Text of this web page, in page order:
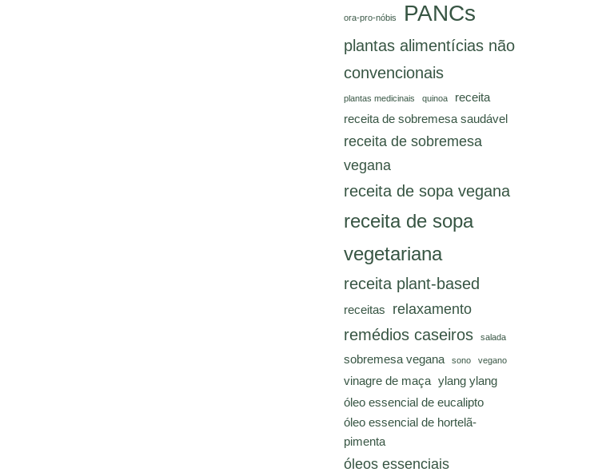
ora-pro-nóbis PANCs
plantas alimentícias não
convencionais
plantas medicinais quinoa
receita
receita de sobremesa saudável
receita de sobremesa
vegana
receita de sopa vegana
receita de sopa
vegetariana
receita plant-based
receitas relaxamento
remédios caseiros salada
sobremesa vegana sono vegano
vinagre de maça ylang ylang
óleo essencial de eucalipto
óleo essencial de hortelã-
pimenta
óleos essenciais